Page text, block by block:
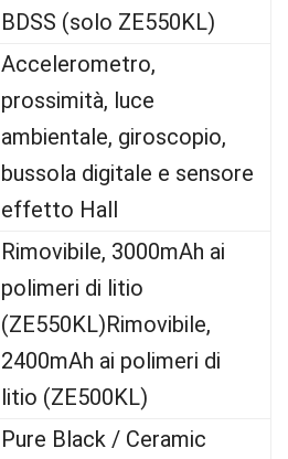
BDSS (solo ZE550KL)
Accelerometro,
prossimità, luce
ambientale, giroscopio,
bussola digitale e sensore
effetto Hall
Rimovibile, 3000mAh ai
polimeri di litio
(ZE550KL)Rimovibile,
2400mAh ai polimeri di
litio (ZE500KL)
Pure Black / Ceramic